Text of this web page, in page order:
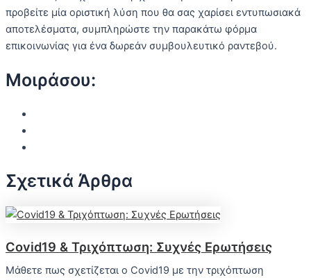
προβείτε μία οριστική λύση που θα σας χαρίσει εντυπωσιακά
αποτελέσματα, συμπληρώστε την παρακάτω φόρμα
επικοινωνίας για ένα δωρεάν συμβουλευτικό ραντεβού.
Μοιράσου:
Σχετικά Άρθρα
Covid19 & Τριχόπτωση: Συχνές Ερωτήσεις
Μάθετε πως σχετίζεται ο Covid19 με την τριχόπτωση